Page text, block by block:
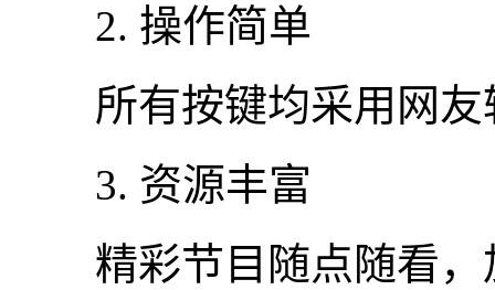
2. 操作简单
所有按键均采用网友
3. 资源丰富
精彩节目随点随看，